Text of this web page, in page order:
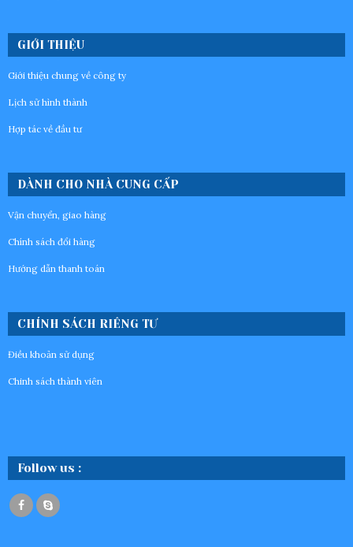
GIỚI THIỆU
Giới thiệu chung về công ty
Lịch sử hình thành
Hợp tác về đầu tư
DÀNH CHO NHÀ CUNG CẤP
Vận chuyển, giao hàng
Chính sách đổi hàng
Hướng dẫn thanh toán
CHÍNH SÁCH RIÊNG TƯ
Điều khoản sử dụng
Chinh sách thành viên
Follow us :